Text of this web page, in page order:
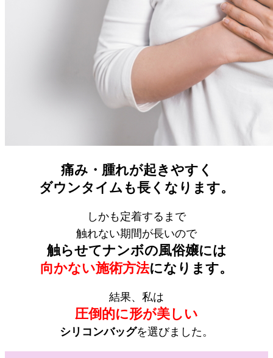
痛み・腫れが起きやすく
ダウンタイムも長くなります。
しかも定着するまで
触れない期間が長いので
触らせてナンボの風俗嬢には
向かない施術方法になります。
結果、私は
圧倒的に形が美しい
シリコンバッグを選びました。